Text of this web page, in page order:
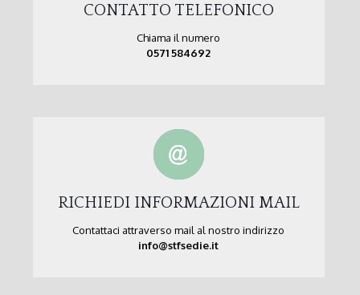
CONTATTO TELEFONICO
Chiama il numero
0571 584692
RICHIEDI INFORMAZIONI MAIL
Contattaci attraverso mail al nostro indirizzo
info@stfsedie.it